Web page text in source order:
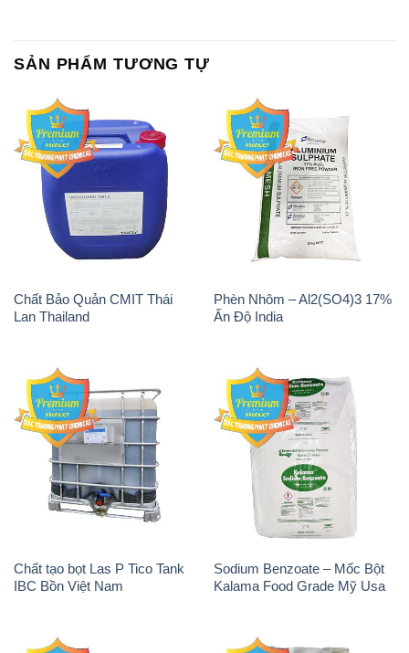
SẢN PHẨM TƯƠNG TỰ
Chất Bảo Quản CMIT Thái
Lan Thailand
Phèn Nhôm – Al2(SO4)3 17%
Ấn Độ India
Chất tạo bọt Las P Tico Tank
IBC Bồn Việt Nam
Sodium Benzoate – Mốc Bột
Kalama Food Grade Mỹ Usa